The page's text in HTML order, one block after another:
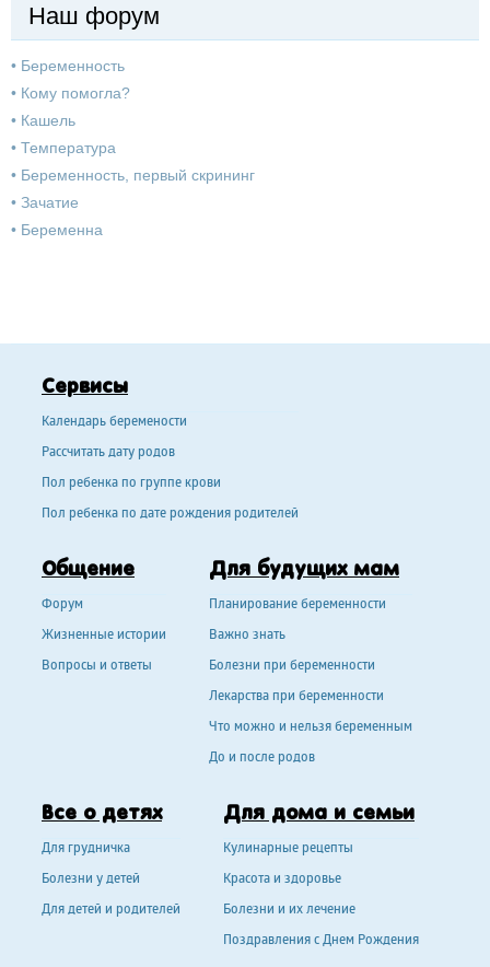
Наш форум
• Беременность
• Кому помогла?
• Кашель
• Температура
• Беременность, первый скрининг
• Зачатие
• Беременна
Сервисы
Календарь беремености
Рассчитать дату родов
Пол ребенка по группе крови
Пол ребенка по дате рождения родителей
Общение
Форум
Жизненные истории
Вопросы и ответы
Для будущих мам
Планирование беременности
Важно знать
Болезни при беременности
Лекарства при беременности
Что можно и нельзя беременным
До и после родов
Все о детях
Для грудничка
Болезни у детей
Для детей и родителей
Для дома и семьи
Кулинарные рецепты
Красота и здоровье
Болезни и их лечение
Поздравления с Днем Рождения